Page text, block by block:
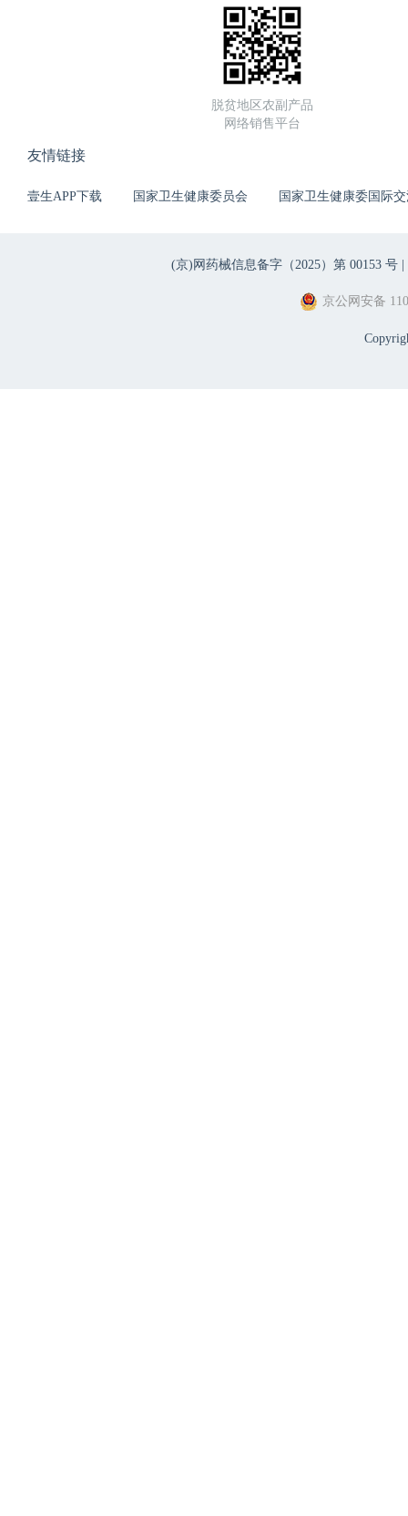
脱贫地区农副产品
网络销售平台
友情链接
壹生APP下载 国家卫生健康委员会 国家卫生健康委国际
(京)网药械信息备字（2025）第 00153 号 |
京公网安备